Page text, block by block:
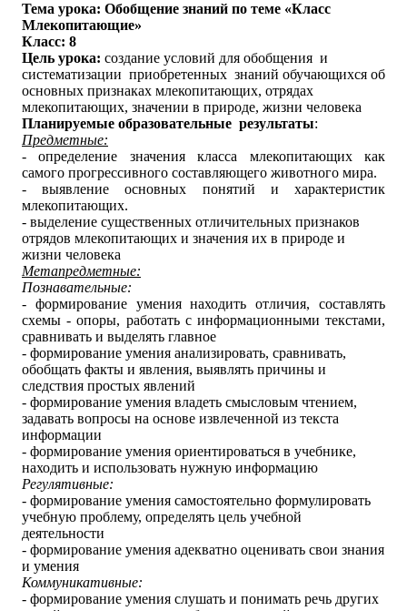
Тема урока: Обобщение знаний по теме «Класс
Млекопитающие»
Класс: 8
Цель урока: создание условий для обобщения и
систематизации приобретенных знаний обучающихся об
основных признаках млекопитающих, отрядах
млекопитающих, значении в природе, жизни человека
Планируемые образовательные результаты:
Предметные:
- определение значения класса млекопитающих как
самого прогрессивного составляющего животного мира.
- выявление основных понятий и характеристик
млекопитающих.
- выделение существенных отличительных признаков
отрядов млекопитающих и значения их в природе и
жизни человека
Метапредметные:
Познавательные:
- формирование умения находить отличия, составлять
схемы - опоры, работать с информационными текстами,
сравнивать и выделять главное
- формирование умения анализировать, сравнивать,
обобщать факты и явления, выявлять причины и
следствия простых явлений
- формирование умения владеть смысловым чтением,
задавать вопросы на основе извлеченной из текста
информации
- формирование умения ориентироваться в учебнике,
находить и использовать нужную информацию
Регулятивные:
- формирование умения самостоятельно формулировать
учебную проблему, определять цель учебной
деятельности
- формирование умения адекватно оценивать свои знания
и умения
Коммуникативные:
- формирование умения слушать и понимать речь других